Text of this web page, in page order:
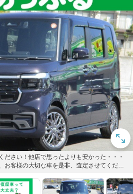
ださい！他店で思ったよりも安かった・・・
お客様の大切な車を是非、査定させてくださ